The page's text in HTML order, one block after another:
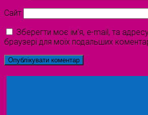
Сайт
Зберегти моє ім'я, e-mail, та
браузері для моїх подальших